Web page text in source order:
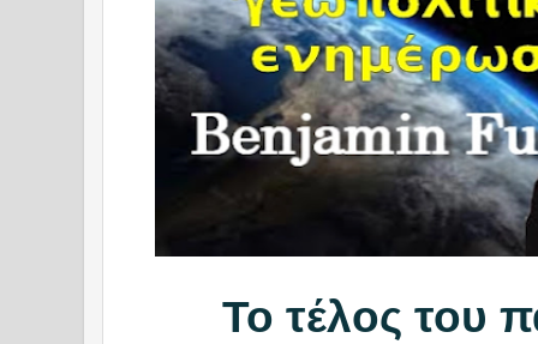
Το τέλος του